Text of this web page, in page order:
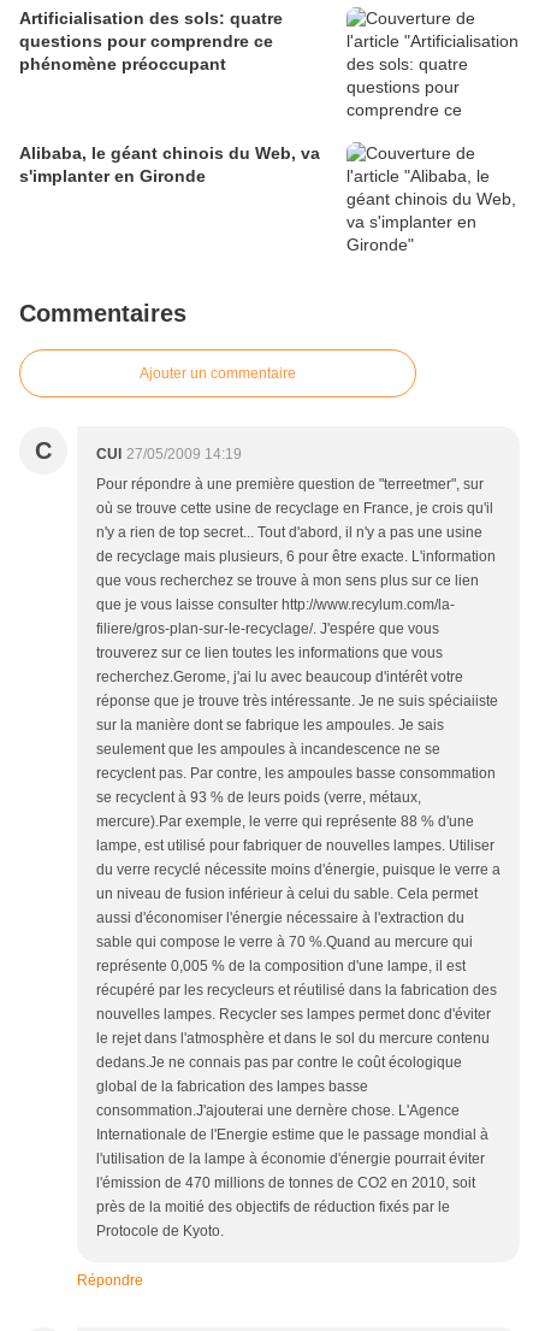
Artificialisation des sols: quatre
questions pour comprendre ce
phénomène préoccupant
Alibaba, le géant chinois du Web, va
s'implanter en Gironde
Commentaires
Ajouter un commentaire
C CUI 27/05/2009 14:19
Pour répondre à une première question de "terreetmer", sur
où se trouve cette usine de recyclage en France, je crois qu'il
n'y a rien de top secret... Tout d'abord, il n'y a pas une usine
de recyclage mais plusieurs, 6 pour être exacte. L'information
que vous recherchez se trouve à mon sens plus sur ce lien
que je vous laisse consulter http://www.recylum.com/la-
filiere/gros-plan-sur-le-recyclage/. J'espére que vous
trouverez sur ce lien toutes les informations que vous
recherchez.Gerome, j'ai lu avec beaucoup d'intérêt votre
réponse que je trouve très intéressante. Je ne suis spéciaiiste
sur la manière dont se fabrique les ampoules. Je sais
seulement que les ampoules à incandescence ne se
recyclent pas. Par contre, les ampoules basse consommation
se recyclent à 93 % de leurs poids (verre, métaux,
mercure).Par exemple, le verre qui représente 88 % d'une
lampe, est utilisé pour fabriquer de nouvelles lampes. Utiliser
du verre recyclé nécessite moins d'énergie, puisque le verre a
un niveau de fusion inférieur à celui du sable. Cela permet
aussi d'économiser l'énergie nécessaire à l'extraction du
sable qui compose le verre à 70 %.Quand au mercure qui
représente 0,005 % de la composition d'une lampe, il est
récupéré par les recycleurs et réutilisé dans la fabrication des
nouvelles lampes. Recycler ses lampes permet donc d'éviter
le rejet dans l'atmosphère et dans le sol du mercure contenu
dedans.Je ne connais pas par contre le coût écologique
global de la fabrication des lampes basse
consommation.J'ajouterai une dernère chose. L'Agence
Internationale de l'Energie estime que le passage mondial à
l'utilisation de la lampe à économie d'énergie pourrait éviter
l'émission de 470 millions de tonnes de CO2 en 2010, soit
près de la moitié des objectifs de réduction fixés par le
Protocole de Kyoto.
Répondre